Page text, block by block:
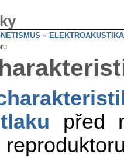
» ELEKTROAKUSTIKA
tlaku před